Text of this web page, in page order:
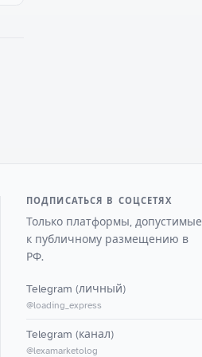
ПОДПИСАТЬСЯ В СОЦСЕТЯХ
Только платформы, допустимые
к публичному размещению в
РФ.
Telegram (личный)
@loading_express
Telegram (канал)
@lexamarketolog